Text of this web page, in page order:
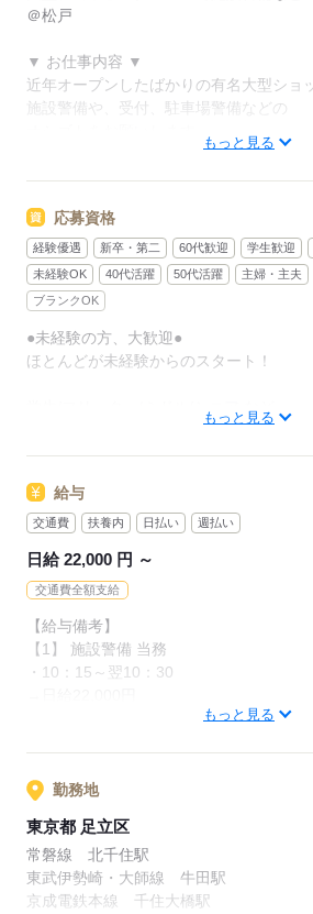
＠松戸
▼ お仕事内容 ▼
近年オープンしたばかりの有名大型ショ
施設警備や、受付、駐車場警備などの
【1】施設警備（当務・夜勤）
▼具体的には…？▼
・施設内巡回
・モニター監視
・開閉館作業
・駐車場管理 など
をお願いします。
時間帯も複数ございますので
≪POINT≫
●日払い、週払いOK
●寮有り
もっと見る
応募資格
経験優遇 新卒・第二 60代歓迎 学生歓迎
未経験OK
40代活躍 50代活躍 主婦・主夫
ブランクOK
●未経験の方、大歓迎●
ほとんどが未経験からのスタート！
学生/フリーター/ミドル/シニア など
未経験から始めた先輩もいます！
・金欠の生活と縁を切りたい
・1ヵ月も給料日を待っていられない
・自分の予定に合わせて働きたい
・オープニングで働いてみたい
もっと見る
給与
交通費 扶養内 日払い 週払い
日給 22,000 円 ～
交通費全額支給
【給与備考】
【1】 施設警備 当務
・10：15～翌10：30
→￥9,600
→￥9,600
・11：00～20：00
→￥9,600
※研修期間は￥9,200
もっと見る
勤務地
東京都 足立区
常磐線 北千住駅
東武伊勢崎・大師線 牛田駅
京成電鉄本線 千住大橋駅